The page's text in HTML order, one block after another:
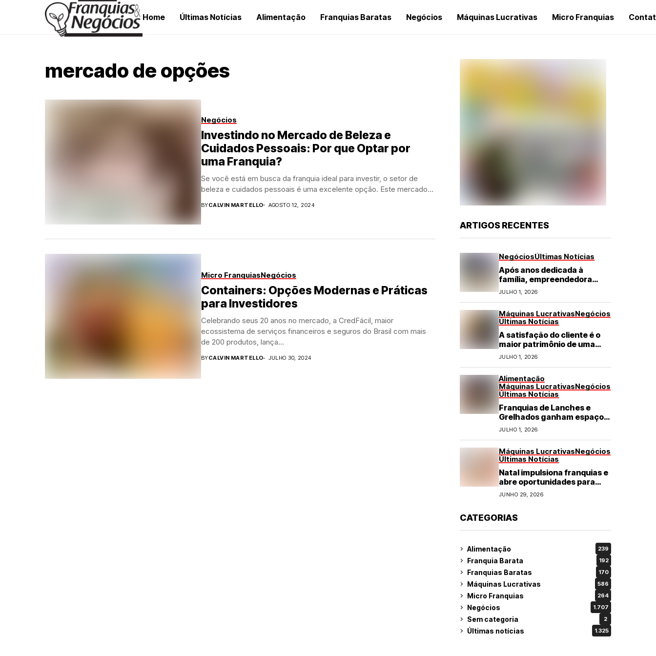
Home Últimas Notícias Alimentação Franquias Baratas Negócios Máquinas Lucrativas Micro Franquias
mercado de opções
Negócios
Investindo no Mercado de Beleza e
Cuidados Pessoais: Por que Optar por
uma Franquia?
Se você está em busca da franquia ideal para investir, o setor de
beleza e cuidados pessoais é uma excelente opção. Este mercado...
BYCALVIN MARTELLO AGOSTO 12, 2024
Micro FranquiasNegócios
Containers: Opções Modernas e Práticas
para Investidores
Celebrando seus 20 anos no mercado, a CredFácil, maior
ecossistema de serviços financeiros e seguros do Brasil com mais
de 200 produtos, lança...
BYCALVIN MARTELLO JULHO 30, 2024
ARTIGOS RECENTES
NegóciosÚltimas Notícias
Após anos dedicada à
família, empreendedora
transforma franquia de
turismo em negócio de
JULHO 1, 2026
Máquinas LucrativasNegócios
Últimas Notícias
A satisfação do cliente é o
maior patrimônio de uma
franquia
JULHO 1, 2026
Alimentação
Máquinas LucrativasNegócios
Últimas Notícias
Franquias de Lanches e
Grelhados ganham espaço
com demanda por refeições
rápidas e de qualidade
JULHO 1, 2026
Máquinas LucrativasNegócios
Últimas Notícias
Natal impulsiona franquias e
abre oportunidades para
diversos segmentos do
JUNHO 29, 2026
CATEGORIAS
Alimentação 239
Franquia Barata 192
Franquias Baratas 170
Máquinas Lucrativas 586
Micro Franquias 264
Negócios 1.707
Sem categoria 2
Últimas notícias 1.325